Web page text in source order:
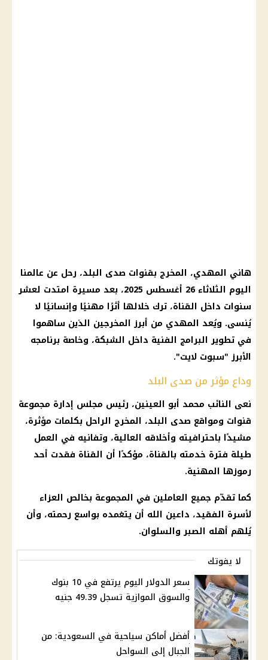
هاني المهدي، المخرج بقنوات صدى البلد، رحل عن عالمنا
اليوم الثلاثاء 26 أغسطس 2025، بعد مسيرة امتدت لعشر
سنوات داخل القناة، ترك خلالها أثرًا مهنيًا وإنسانيًا لا
يُنسى. ويُعد المهدي من أبرز المخرجين الذين ساهموا
في تطوير البرامج الفنية داخل الشبكة، وخاصة برنامجه
الأبرز "سبوت لايت".
وداع مؤثر من صدى البلد
نعى النائب محمد أبو العينين، رئيس مجلس إدارة مجموعة
قنوات ومواقع صدى البلد، المخرج الراحل بكلمات مؤثرة،
مشيدًا باحترافيته وأخلاقه العالية، وتفانيه في العمل
طيلة فترة خدمته بالقناة، مؤكدًا أن القناة فقدت أحد
رموزها المهنية.
كما تقدّم جميع العاملين في المجموعة بخالص العزاء
لأسرة الفقيد، داعين الله أن يتغمده بواسع رحمته، وأن
يُلهم أهله الصبر والسلوان.
لا يفوتك
سعر الدولار اليوم يرتفع في 10 بنوك
والسوق الموازية تسجل 49.39 جنيه
أفضل أماكن سياحية في السعودية: من
الجبال إلى السواحل